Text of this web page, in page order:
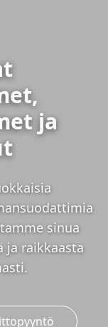
ja
sinua
ja raikkaasta